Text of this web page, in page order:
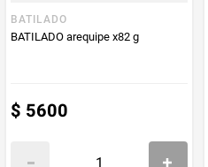
BATILADO
BATILADO arequipe x82 g
$ 5600